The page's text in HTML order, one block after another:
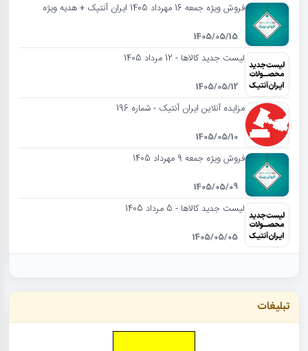
فروش ویژه جمعه 16 مهرداد 1405 ایران آنتیک + هدیه ویژه
1405/05/15
لیست جدید کالاها - 12 مرداد 1405
1405/05/12
مزایده آنلاین ایران آنتیک - شماره 196
1405/05/10
فروش ویژه جمعه 9 مهرداد 1405
1405/05/09
لیست جدید کالاها - 5 مرداد 1405
1405/05/05
تبلیغات